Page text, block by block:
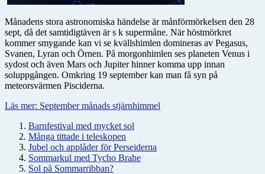
Månadens stora astronomiska händelse är månförmörkelsen den 28
sept, då det samtidigtäven är s k supermåne. När höstmörkret
kommer smygande kan vi se kvällshimlen domineras av Pegasus,
Svanen, Lyran och Örnen. På morgonhimlen ses planeten Venus i
sydost och även Mars och Jupiter hinner komma upp innan
soluppgången. Omkring 19 september kan man få syn på
meteorsvärmen Pisciderna.
Läs mer: September månads stjärnhimmel
Barnfestival med mycket sol
Många tittade i teleskopen
Jubel och applåder för Perseiderna
Sommarkul med Tycho Brahe
Sol på Sommarribban?